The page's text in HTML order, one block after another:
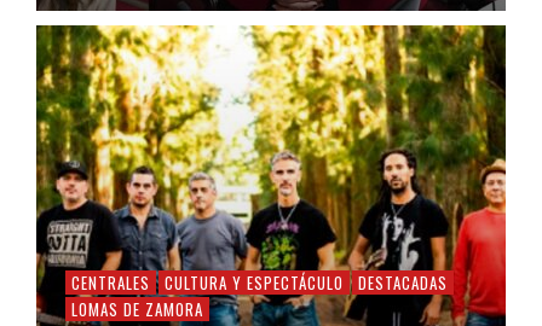
CENTRALES CULTURA Y ESPECTÁCULO
DESTACADAS
LOMAS DE ZAMORA